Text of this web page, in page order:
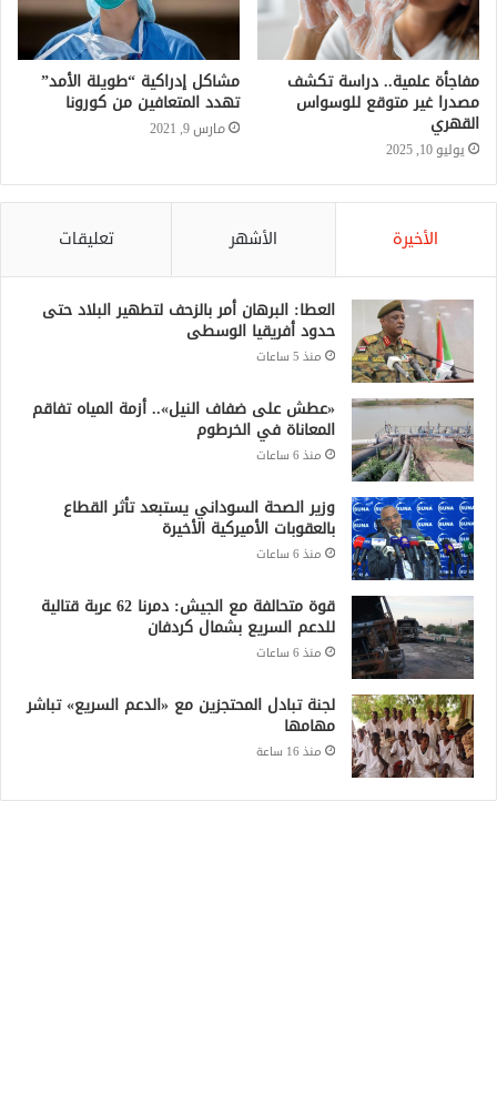
مفاجأة علمية.. دراسة تكشف
مصدرا غير متوقع للوسواس
القهري
يوليو 10, 2025
مشاكل إدراكية “طويلة الأمد”
تهدد المتعافين من كورونا
مارس 9, 2021
الأخيرة الأشهر تعليقات
العطا: البرهان أمر بالزحف لتطهير البلاد حتى
حدود أفريقيا الوسطى
منذ 5 ساعات
«عطش على ضفاف النيل».. أزمة المياه تفاقم
المعاناة في الخرطوم
منذ 6 ساعات
وزير الصحة السوداني يستبعد تأثر القطاع
بالعقوبات الأميركية الأخيرة
منذ 6 ساعات
قوة متحالفة مع الجيش: دمرنا 62 عربة قتالية
للدعم السريع بشمال كردفان
منذ 6 ساعات
لجنة تبادل المحتجزين مع «الدعم السريع» تباشر
مهامها
منذ 16 ساعة